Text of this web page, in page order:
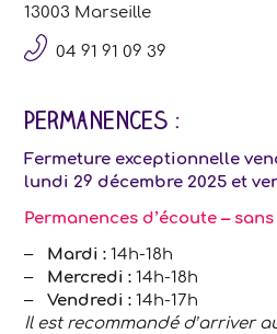
13003 Marseille
04 91 91 09 39
Permanences :
Fermeture exceptionnelle
lundi 29 décembre 2025 et
Permanences d’écoute –
Mardi : 14h-18h
Mercredi : 14h-18h
Vendredi : 14h-17h
Il est recommandé d’arriver